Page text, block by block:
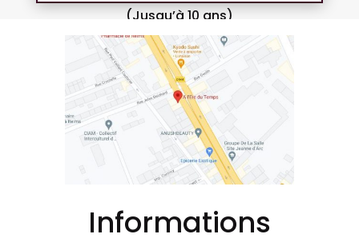
(Jusqu’à 10 ans)
Informations